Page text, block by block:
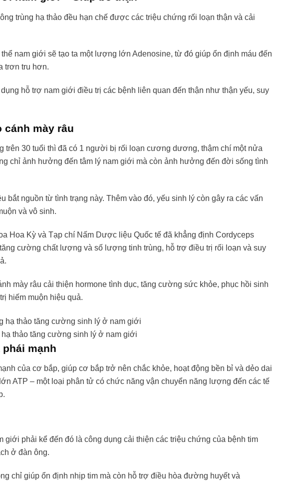
trùng hạ thảo đều hạn chế được các triệu chứng rối loạn thận và cải
nam giới sẽ tạo ta một lượng lớn Adenosine, từ đó giúp ổn định máu đến
trơn tru hơn.
hỗ trợ nam giới điều trị các bệnh liên quan đến thận như thận yếu, suy
mày râu
trên 30 tuổi thì đã có 1 người bị rối loạn cương dương, thậm chí một nửa
chỉ ảnh hưởng đến tâm lý nam giới mà còn ảnh hưởng đến đời sống tình
bắt nguồn từ tình trạng này. Thêm vào đó, yếu sinh lý còn gây ra các vấn
và vô sinh.
Hoa Kỳ và Tạp chí Nấm Dược liệu Quốc tế đã khẳng định Cordyceps
cường chất lượng và số lượng tinh trùng, hỗ trợ điều trị rối loạn và suy
mày râu cải thiện hormone tình dục, tăng cường sức khỏe, phục hồi sinh
hiếm muộn hiệu quả.
thảo tăng cường sinh lý ở nam giới
mạnh
của cơ bắp, giúp cơ bắp trở nên chắc khỏe, hoạt động bền bỉ và dẻo dai
ATP – một loại phân tử có chức năng vận chuyển năng lượng đến các tế
giới phải kể đến đó là công dụng cải thiện các triệu chứng của bệnh tim
ở đàn ông.
chỉ giúp ổn định nhịp tim mà còn hỗ trợ điều hòa đường huyết và